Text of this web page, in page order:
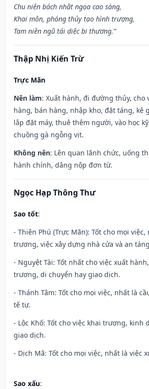
Chu niên bách nhật ngọa cao sàng,
Khai môn, phóng thủy tạo hình trượng,
Tam niên ngũ tái diệc bi thương.”
Thập Nhị Kiến Trừ
Trực Mãn
Nên làm: Xuất hành, đi đường thủy, cho
hàng, bán hàng, nhập kho, đặt táng, kê
lắp đặt máy, thuê thêm người, vào học
chuồng gà ngỗng vịt.
Không nên: Lên quan lãnh chức, uống
hành chính, dâng nộp đơn từ.
Ngọc Hạp Thông Thư
Sao tốt:
- Thiên Phú (Trực Mãn): Tốt cho mọi việc,
trương, việc xây dựng nhà cửa và an
- Nguyệt Tài: Tốt nhất cho việc xuất
trương, di chuyển hay giao dịch.
- Thánh Tâm: Tốt cho mọi việc, nhất là
tế tự.
- Lộc Khố: Tốt cho việc khai trương, kinh
giao dịch.
- Dịch Mã: Tốt cho mọi việc, nhất là việc
Sao xấu: